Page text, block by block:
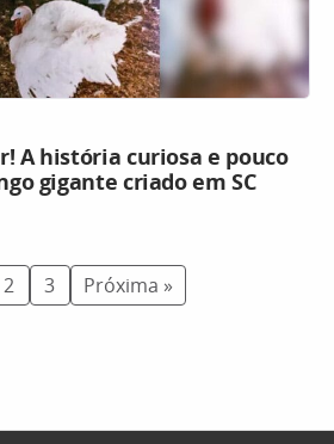
A história curiosa e pouco
gigante criado em SC
2 3 Próxima »